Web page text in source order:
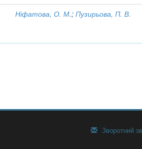
Ніфатова, О. М.;Пузирьова, П. В.
Зворотний